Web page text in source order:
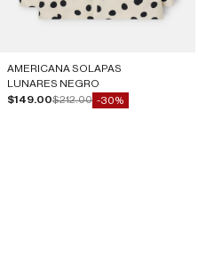
AMERICANA SOLAPAS
LUNARES NEGRO
Precio de oferta
$149.00Precio normal
$212.00 -30%